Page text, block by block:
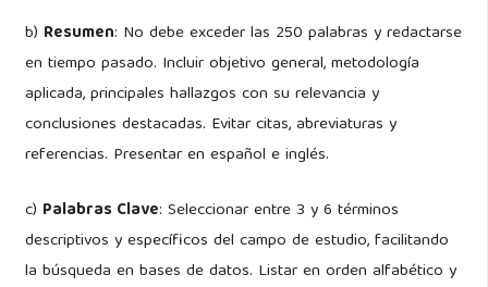
b) Resumen: No debe exceder las 250 palabras y redactarse
en tiempo pasado. Incluir objetivo general, metodología
aplicada, principales hallazgos con su relevancia y
conclusiones destacadas. Evitar citas, abreviaturas y
referencias. Presentar en español e inglés.
c) Palabras Clave: Seleccionar entre 3 y 6 términos
descriptivos y específicos del campo de estudio, facilitando
la búsqueda en bases de datos. Listar en orden alfabético y